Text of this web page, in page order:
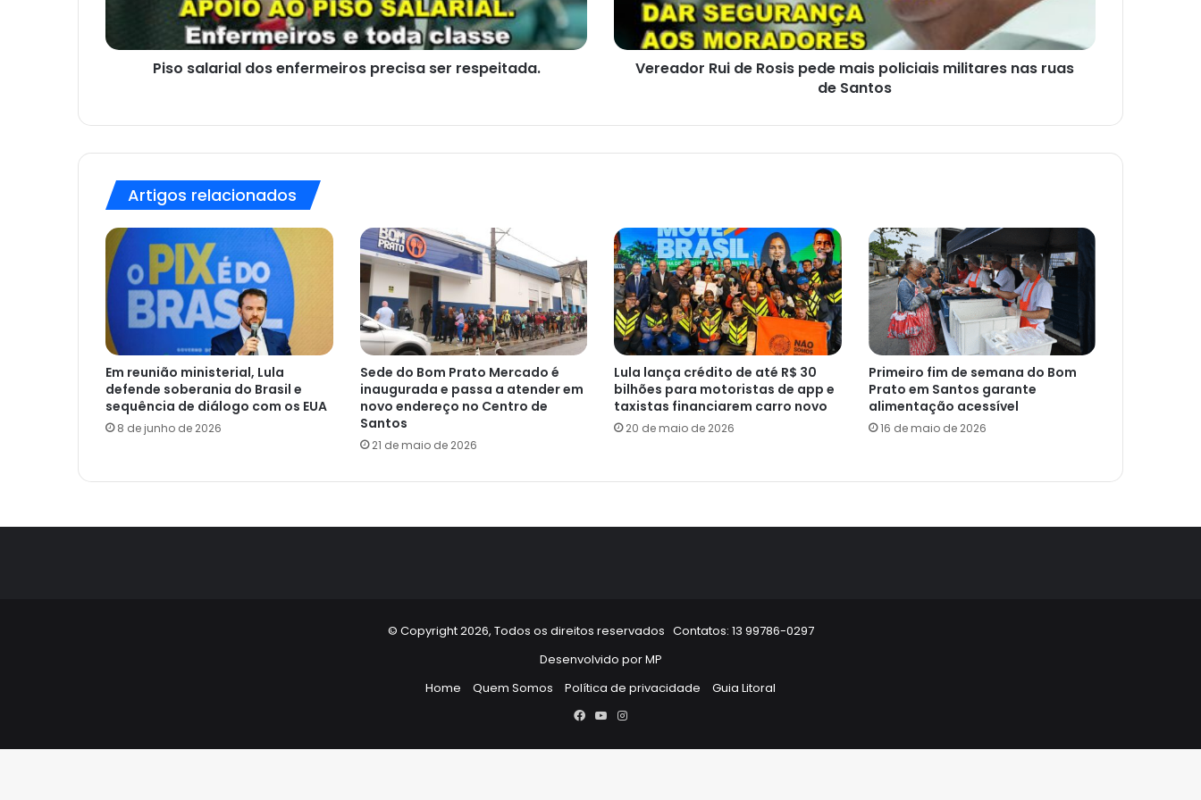
Piso salarial dos enfermeiros precisa ser respeitada.
Santos
Vereador Rui de Rosis pede mais policiais militares nas ruas
de Santos
Artigos relacionados
Em reunião ministerial, Lula
defende soberania do Brasil e
sequência de diálogo com os EUA
8 de junho de 2026
Sede do Bom Prato Mercado é
inaugurada e passa a atender em
novo endereço no Centro de
Santos
21 de maio de 2026
Lula lança crédito de até R$ 30
bilhões para motoristas de app e
taxistas financiarem carro novo
20 de maio de 2026
Primeiro fim de semana do Bom
Prato em Santos garante
alimentação acessível
16 de maio de 2026
© Copyright 2026, Todos os direitos reservados Contatos: 13 99786-0297
Desenvolvido porMP
Home
Quem Somos Política de privacidade
Guia Litoral
Facebook
YouTubeInstagram